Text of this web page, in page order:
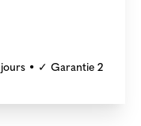
• ✓ Garantie 2